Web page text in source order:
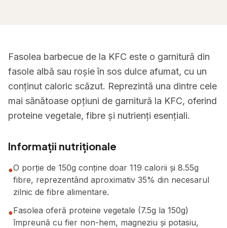
Fasolea barbecue de la KFC este o garnitură din
fasole albă sau roșie în sos dulce afumat, cu un
conținut caloric scăzut. Reprezintă una dintre cele
mai sănătoase opțiuni de garnitură la KFC, oferind
proteine vegetale, fibre și nutrienți esențiali.
Informații nutriționale
●O porție de 150g conține doar 119 calorii și 8.55g
fibre, reprezentând aproximativ 35% din necesarul
zilnic de fibre alimentare.
●Fasolea oferă proteine vegetale (7.5g la 150g)
împreună cu fier non-hem, magneziu și potasiu,